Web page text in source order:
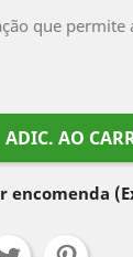
que
ADIC. AO
encomenda